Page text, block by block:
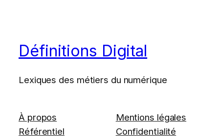
Définitions Digital
Lexiques des métiers du numérique
À propos
Référentiel
Mentions légales
Confidentialité